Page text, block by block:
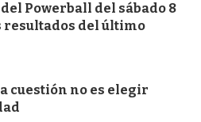
Powerball del sábado 8
resultados del último
cuestión no es elegir